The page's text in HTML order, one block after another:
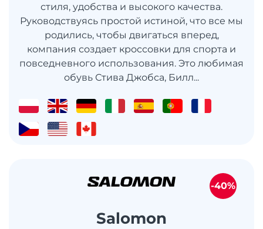
стиля, удобства и высокого качества.
Руководствуясь простой истиной, что все мы
родились, чтобы двигаться вперед,
компания создает кроссовки для спорта и
повседневного использования. Это любимая
обувь Стива Джобса, Билл...
Salomon
-40%